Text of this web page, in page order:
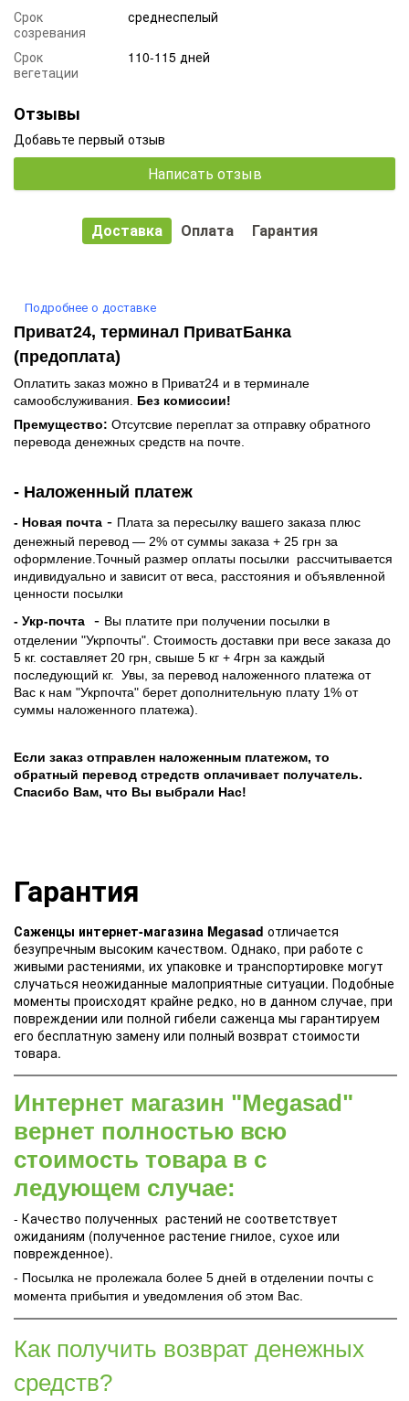
Срок
созревания
среднеспелый
Срок
вегетации
110-115 дней
Отзывы
Добавьте первый отзыв
Написать отзыв
Доставка Оплата Гарантия
Подробнее о доставке
Приват24, терминал ПриватБанка
(предоплата)
Оплатить заказ можно в Приват24 и в терминале
самообслуживания. Без комиссии!
Премущество: Отсутсвие переплат за отправку обратного
перевода денежных средств на почте.
- Наложенный платеж
- Новая почта - Плата за пересылку вашего заказа плюс
денежный перевод — 2% от суммы заказа + 25 грн за
оформление.Точный размер оплаты посылки рассчитывается
индивидуально и зависит от веса, расстояния и объявленной
ценности посылки
- Укр-почта
- Вы платите при получении посылки в
отделении "Укрпочты". Стоимость доставки при весе заказа до
5 кг. составляет 20 грн, свыше 5 кг + 4грн за каждый
последующий кг. Увы, за перевод наложенного платежа от
Вас к нам "Укрпочта" берет дополнительную плату 1% от
суммы наложенного платежа).
Если заказ отправлен наложенным платежом, то
обратный перевод стредств оплачивает получатель.
Спасибо Вам, что Вы выбрали Нас!
Гарантия
Саженцы интернет-магазина Megasad отличается
безупречным высоким качеством. Однако, при работе с
живыми растениями, их упаковке и транспортировке могут
случаться неожиданные малоприятные ситуации. Подобные
моменты происходят крайне редко, но в данном случае, при
повреждении или полной гибели саженца мы гарантируем
его бесплатную замену или полный возврат стоимости
товара.
Интернет магазин "Megasad"
вернет полностью всю
стоимость товара в с
ледующем случае:
- Качество полученных растений не соответствует
ожиданиям (полученное растение гнилое, сухое или
поврежденное).
- Посылка не пролежала более 5 дней в отделении почты с
момента прибытия и уведомления об этом Вас.
Как получить возврат денежных
средств?